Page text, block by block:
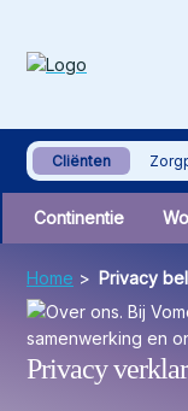
Cliënten
Continentie
Home > Privacy
Privacy